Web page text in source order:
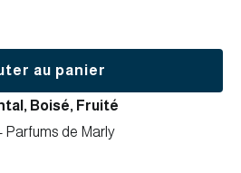
au panier
Boisé, Fruité
Parfums de Marly